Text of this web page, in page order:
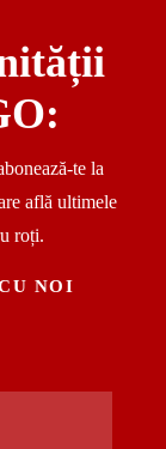
te la
află ultimele
roți.
NOI